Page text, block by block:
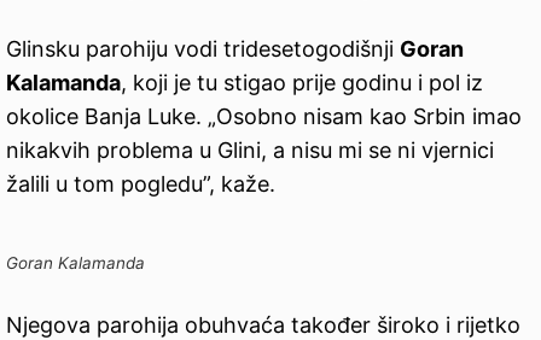
Glinsku parohiju vodi tridesetogodišnji Goran
Kalamanda, koji je tu stigao prije godinu i pol iz
okolice Banja Luke. „Osobno nisam kao Srbin imao
nikakvih problema u Glini, a nisu mi se ni vjernici
žalili u tom pogledu”, kaže.
Goran Kalamanda
Njegova parohija obuhvaća također široko i rijetko